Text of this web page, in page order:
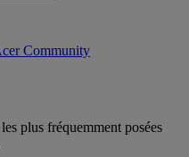
Community
plus fréquemment posées